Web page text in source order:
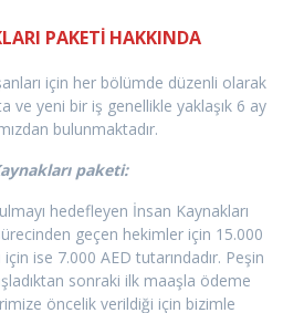
PAKETİ HAKKINDA
için her bölümde düzenli olarak
ve yeni bir iş genellikle yaklaşık 6 ay
bulunmaktadır.
paketi:
hedefleyen İnsan Kaynakları
geçen hekimler için 15.000
için ise 7.000 AED tutarındadır. Peşin
sonraki ilk maaşla ödeme
öncelik verildiği için bizimle